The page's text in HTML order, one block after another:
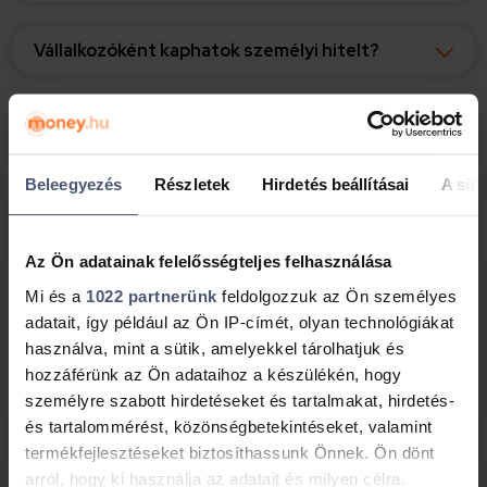
Beleegyezés Részletek Hirdetés beállításai A
Az Ön adatainak felelősségteljes felhasználása
Mi és a 1022 partnerünk feldolgozzuk az Ön személyes
adatait, így például az Ön IP-címét, olyan technológiákat
használva, mint a sütik, amelyekkel tárolhatjuk és
hozzáférünk az Ön adataihoz a készülékén, hogy
személyre szabott hirdetéseket és tartalmakat, hirdetés-
és tartalommérést, közönségbetekintéseket, valamint
termékfejlesztéseket biztosíthassunk Önnek. Ön dönt
arról, hogy ki használja az adatait és milyen célra.
Vállalkozóként kaphatok személyi hitelt?
Nyugdíjasként is vehetek fel személyi
Külföldi jövedelemmel vehetek fel személyi
Mennyi hitelt vehetek fel? – Maximális
összegek és futamidők
Mennyi hitelt vehetek fel?